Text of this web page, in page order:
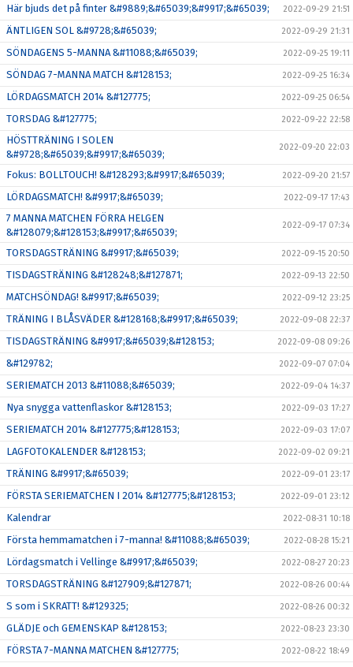
Här bjuds det på finter &#9889;&#65039;&#9917;&#65039; 2022-09-29 21:51
ÄNTLIGEN SOL &#9728;&#65039; 2022-09-29 21:31
SÖNDAGENS 5-MANNA &#11088;&#65039; 2022-09-25 19:11
SÖNDAG 7-MANNA MATCH &#128153; 2022-09-25 16:34
LÖRDAGSMATCH 2014 &#127775; 2022-09-25 06:54
TORSDAG &#127775; 2022-09-22 22:58
HÖSTTRÄNING I SOLEN
&#9728;&#65039;&#9917;&#65039;
2022-09-20 22:03
Fokus: BOLLTOUCH! &#128293;&#9917;&#65039; 2022-09-20 21:57
LÖRDAGSMATCH! &#9917;&#65039; 2022-09-17 17:43
7 MANNA MATCHEN FÖRRA HELGEN
&#128079;&#128153;&#9917;&#65039;
2022-09-17 07:34
TORSDAGSTRÄNING &#9917;&#65039; 2022-09-15 20:50
TISDAGSTRÄNING &#128248;&#127871; 2022-09-13 22:50
MATCHSÖNDAG! &#9917;&#65039; 2022-09-12 23:25
TRÄNING I BLÅSVÄDER &#128168;&#9917;&#65039; 2022-09-08 22:37
TISDAGSTRÄNING &#9917;&#65039;&#128153; 2022-09-08 09:26
&#129782; 2022-09-07 07:04
SERIEMATCH 2013 &#11088;&#65039; 2022-09-04 14:37
Nya snygga vattenflaskor &#128153; 2022-09-03 17:27
SERIEMATCH 2014 &#127775;&#128153; 2022-09-03 17:07
LAGFOTOKALENDER &#128153; 2022-09-02 09:21
TRÄNING &#9917;&#65039; 2022-09-01 23:17
FÖRSTA SERIEMATCHEN I 2014 &#127775;&#128153; 2022-09-01 23:12
Kalendrar 2022-08-31 10:18
Första hemmamatchen i 7-manna! &#11088;&#65039; 2022-08-28 15:21
Lördagsmatch i Vellinge &#9917;&#65039; 2022-08-27 20:23
TORSDAGSTRÄNING &#127909;&#127871; 2022-08-26 00:44
S som i SKRATT! &#129325; 2022-08-26 00:32
GLÄDJE och GEMENSKAP &#128153; 2022-08-23 23:30
FÖRSTA 7-MANNA MATCHEN &#127775; 2022-08-22 18:49